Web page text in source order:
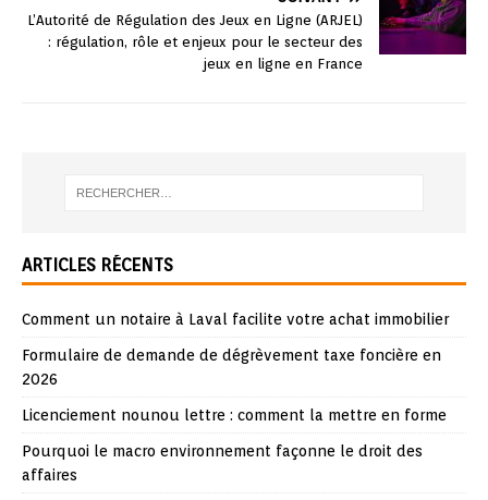
L’Autorité de Régulation des Jeux en Ligne (ARJEL)
: régulation, rôle et enjeux pour le secteur des
jeux en ligne en France
ARTICLES RÉCENTS
Comment un notaire à Laval facilite votre achat immobilier
Formulaire de demande de dégrèvement taxe foncière en
2026
Licenciement nounou lettre : comment la mettre en forme
Pourquoi le macro environnement façonne le droit des
affaires